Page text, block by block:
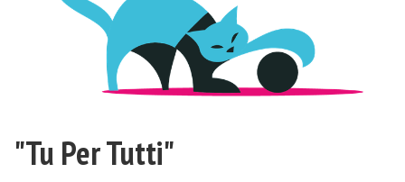
"Tu Per Tutti"